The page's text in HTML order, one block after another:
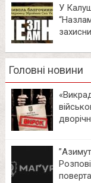
У
Головні новини